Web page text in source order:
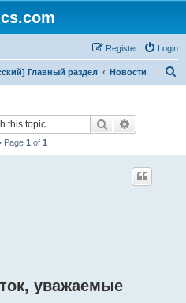
Login
Register
Главный раздел Новости
Search
Page 1 of 1
уважаемые